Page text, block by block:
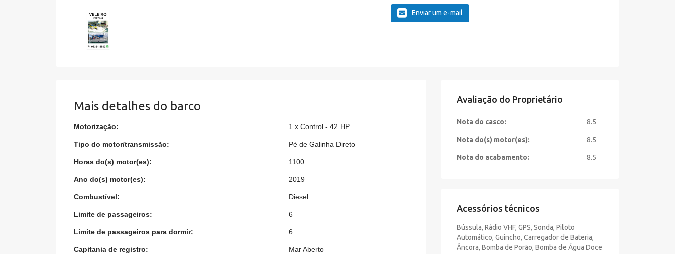
Enviar um e-mail
Mais detalhes do barco
Motorização: 1 x Control - 42 HP
Tipo do motor/transmissão: Pé de Galinha Direto
Horas do(s) motor(es): 1100
Ano do(s) motor(es): 2019
Combustível: Diesel
Limite de passageiros: 6
Limite de passageiros para dormir: 6
Capitania de registro: Mar Aberto
Avaliação do Proprietário
Nota do casco: 8.5
Nota do(s) motor(es): 8.5
Nota do acabamento: 8.5
Acessórios técnicos
Bússula, Rádio VHF, GPS, Sonda, Piloto
Automático, Guincho, Carregador de Bateria,
Âncora, Bomba de Porão, Bomba de Água Doce